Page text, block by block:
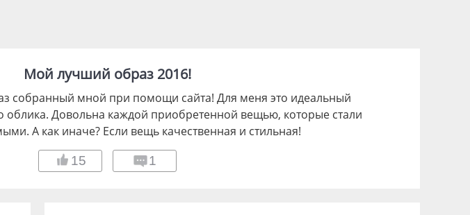
Мой лучший образ 2016!
собранный мной при помощи сайта! Для меня это идеальный
облика. Довольна каждой приобретенной вещью, которые стали
А как иначе? Если вещь качественная и стильная!
15 1